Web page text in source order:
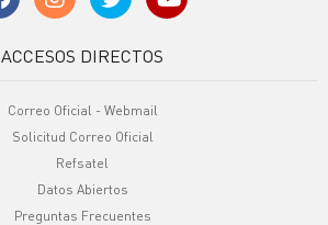
ACCESOS DIRECTOS
Correo Oficial - Webmail
Solicitud Correo Oficial
Refsatel
Datos Abiertos
Preguntas Frecuentes